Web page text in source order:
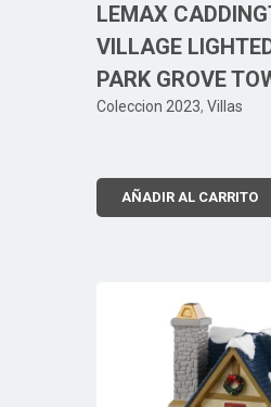
LEMAX
VILLAGE
PARK GROVE
Coleccion 2023, Villas
AÑADIR AL CARRITO